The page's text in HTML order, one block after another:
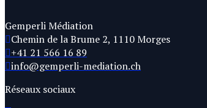
Gemperli Médiation
Chemin de la Brume 2, 1110 Morges
+41 21 566 16 89
info@gemperli-mediation.ch
Réseaux sociaux